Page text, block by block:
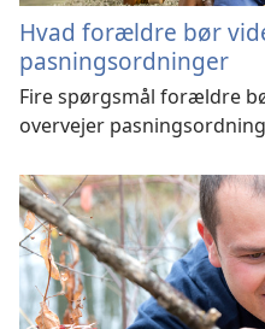
Hvad forældre bør
pasningsordninger
Fire spørgsmål forældre
overvejer